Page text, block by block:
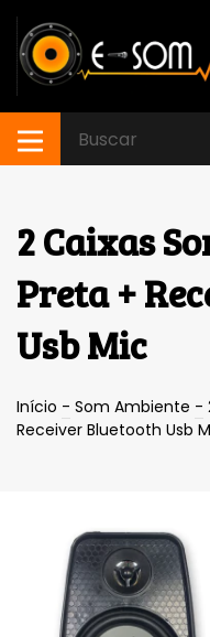
2 Caixas
Preta +
Usb Mic
Início - Som Ambiente -
Receiver Bluetooth Usb